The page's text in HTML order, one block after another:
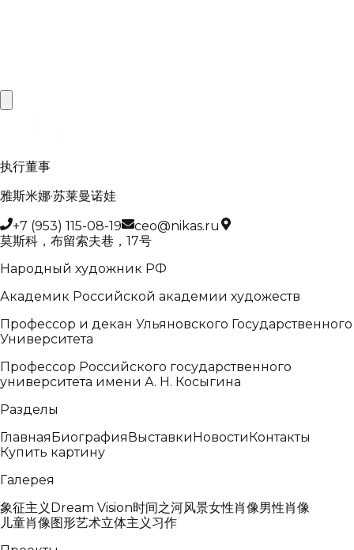
执行董事
雅斯米娜·苏莱曼诺娃
+7 (953) 115-08-19
ceo@nikas.ru
莫斯科，布留索夫巷，17号
Народный художник РФ
Академик Российской академии художеств
Профессор и декан Ульяновского Государственного
Университета
Профессор Российского государственного
университета имени А. Н. Косыгина
Разделы
Главная Биография Выставки Новости Контакты
Купить картину
Галерея
象征主义 Dream Vision时间之河风景女性肖像男性肖像
儿童肖像图形艺术立体主义 习作